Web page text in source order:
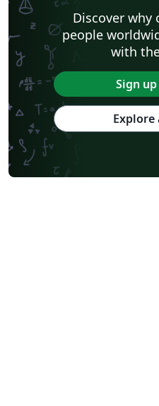
Discover why
people
with
Sign
Explore